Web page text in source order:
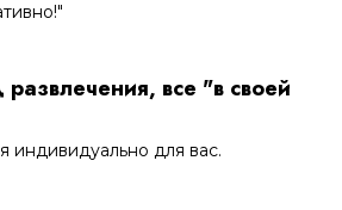
все "в своей
индивидуально для вас.